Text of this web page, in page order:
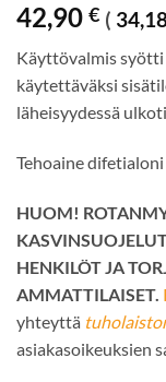
42,90 € (
Käyttövalmis
käytettäväksi
läheisyydessä
Tehoaine
HUOM!
HENKILÖT JA
AMMATTILAISET.
yhteyttä
asiakasoikeuksien